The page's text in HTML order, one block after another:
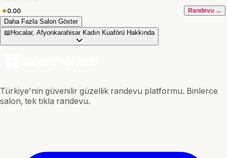
0.00 Randevu →
Daha Fazla Salon Göster
📖 Hocalar, Afyonkarahisar Kadın Kuaförü Hakkında
Türkiye'nin güvenilir güzellik randevu platformu. Binlerce
salon, tek tıkla randevu.